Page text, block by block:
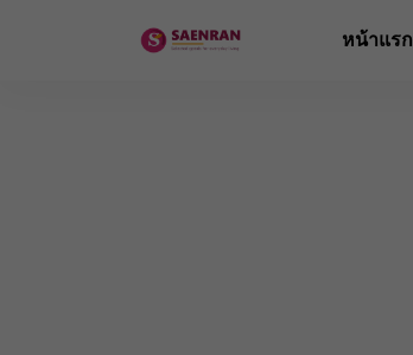
หน้าแรก